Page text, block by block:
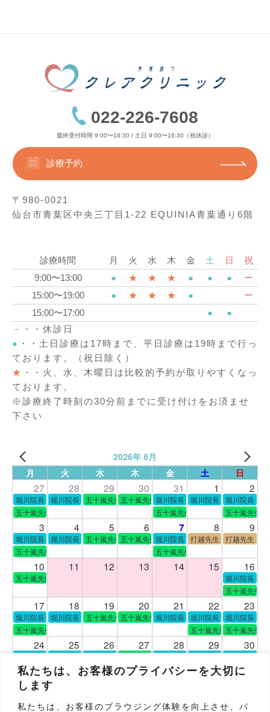
私たちは、お客様のプライバシーを大切に
します
私たちは、お客様のブラウジング体験を向上させ、パ
022-226-7608
最終受付時間 9:00〜18:30 / 土日 9:00〜16:30（祝休診）
診療予約
〒980-0021
仙台市青葉区中央三丁目1-22 EQUINIA青葉通り6階
診療時間 月 火 水 木 金 土 日
祝
9:00〜13:00
● ★ ★ ★ ● ● ●
ー
15:00〜19:00
● ★ ★ ★ ●
ー
15:00〜17:00
●
●
－
・・休診日
● ・・土日診療は17時まで、平日診療は19時まで行っ
ております。（祝日除く）
★ ・・火、水、木曜日は比較的予約が取りやすくなっ
ております。
※診療終了時刻の30分前までに受け付けをお済ませ
下さい
2026年 8月
月
火 水 木 金 土 日
27 28 29 30 31 1 2
堀川院長 堀川院長 五十嵐先生五十嵐先生堀川院長 堀川院長 堀川院長
五十嵐先生
五十嵐先生 五十嵐先生
3 4 5 6 7 8 9
堀川院長 堀川院長 五十嵐先生五十嵐先生堀川院長 打越先生
打越先生
五十嵐先生
五十嵐先生
10 11 12 13 14 15 16
五十嵐先生
堀川院長
五十嵐先生
17 18 19 20 21 22 23
堀川院長 堀川院長 五十嵐先生五十嵐先生堀川院長 堀川院長 堀川院長
五十嵐先生
五十嵐先生五十嵐先生
24 25 26 27 28 29 30
堀川院長 堀川院長 堀川院長 五十嵐先生堀川院長 堀川院長 堀川院長
五十嵐先生
五十嵐先生五十嵐先生五十嵐先生
31
五十嵐先生
五十嵐先生 五十嵐先生五十嵐先生